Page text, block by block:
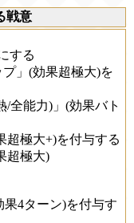
戦意
する
」(効果超極大)を
全能力)」(効果バト
超極大+)を付与する
超極大)
4ターン)を付与す